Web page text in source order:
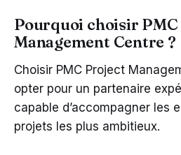
Pourquoi choisir
Management Centre ?
Choisir PMC Project
opter pour un partenaire
capable d’accompagner les
projets les plus ambitieux.